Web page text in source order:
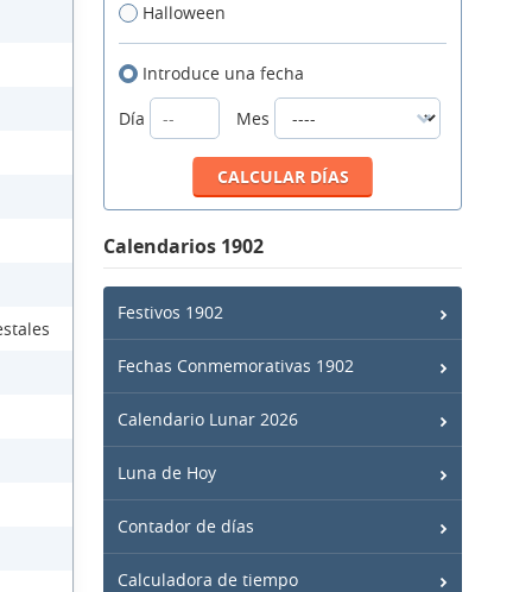
Halloween
Introduce una fecha
Día
Mes
Calendarios 1902
Festivos 1902
Fechas Conmemorativas 1902
Calendario Lunar 2026
Luna de Hoy
Contador de días
Calculadora de tiempo